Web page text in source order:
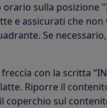
sulla posizione
e assicurati che
Se
con la scritta
Riporre il
sul